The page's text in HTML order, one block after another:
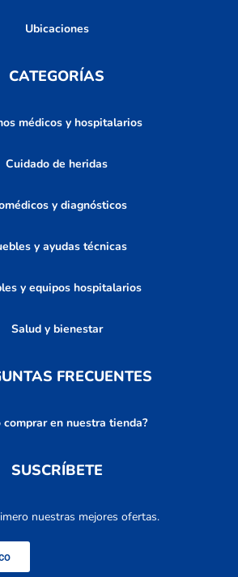
Ubicaciones
CATEGORÍAS
médicos y hospitalarios
Cuidado de heridas
y diagnósticos
y ayudas técnicas
y equipos hospitalarios
Salud y bienestar
FRECUENTES
comprar en nuestra tienda?
SUSCRÍBETE
nuestras mejores ofertas.